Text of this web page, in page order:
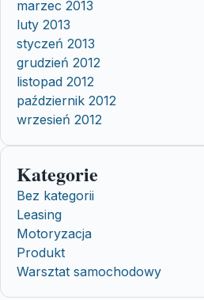
marzec 2013
luty 2013
styczeń 2013
grudzień 2012
listopad 2012
październik 2012
wrzesień 2012
Kategorie
Bez kategorii
Leasing
Motoryzacja
Produkt
Warsztat samochodowy